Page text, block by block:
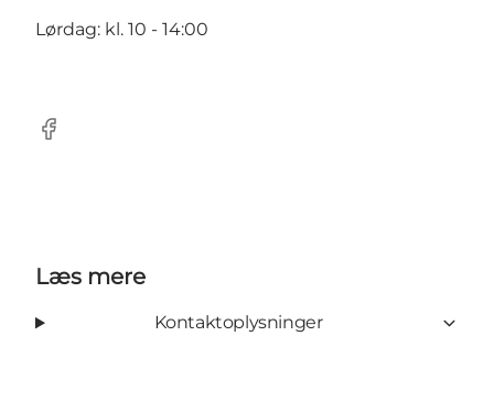
Lørdag: kl. 10 - 14:00
Facebook
Læs mere
Kontaktoplysninger